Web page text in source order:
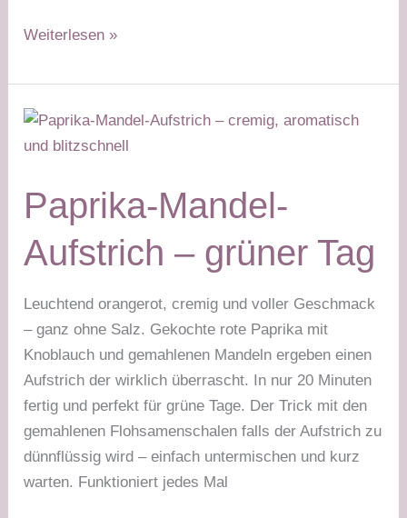
Kokoskuchen
Schokodrops
–
grüner
Weiterlesen »
Paprika-Mandel-
Aufstrich – grüner Tag
Leuchtend orangerot, cremig und voller Geschmack
– ganz ohne Salz. Gekochte rote Paprika mit
Knoblauch und gemahlenen Mandeln ergeben einen
Aufstrich der wirklich überrascht. In nur 20 Minuten
fertig und perfekt für grüne Tage. Der Trick mit den
gemahlenen Flohsamenschalen falls der Aufstrich zu
dünnflüssig wird – einfach untermischen und kurz
warten. Funktioniert jedes Mal